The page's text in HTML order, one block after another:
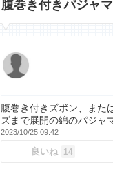
腹巻き付きパジャマ
腹巻き付きズボン、また
ズまで展開の綿のパジャ
2023/10/25 09:42
良いね 14